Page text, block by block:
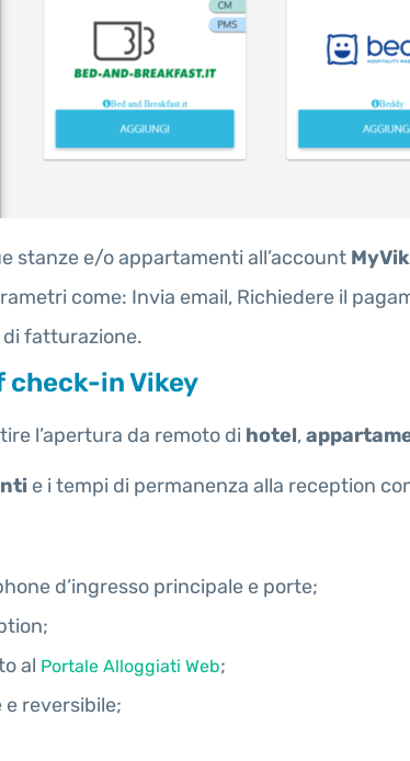
stanze e/o appartamenti all’account
come: Invia email, Richiedere il
fatturazione.
check-in Vikey
l’apertura da remoto di hotel,
e i tempi di permanenza alla reception
d’ingresso principale e porte;
al Portale Alloggiati Web;
e reversibile;